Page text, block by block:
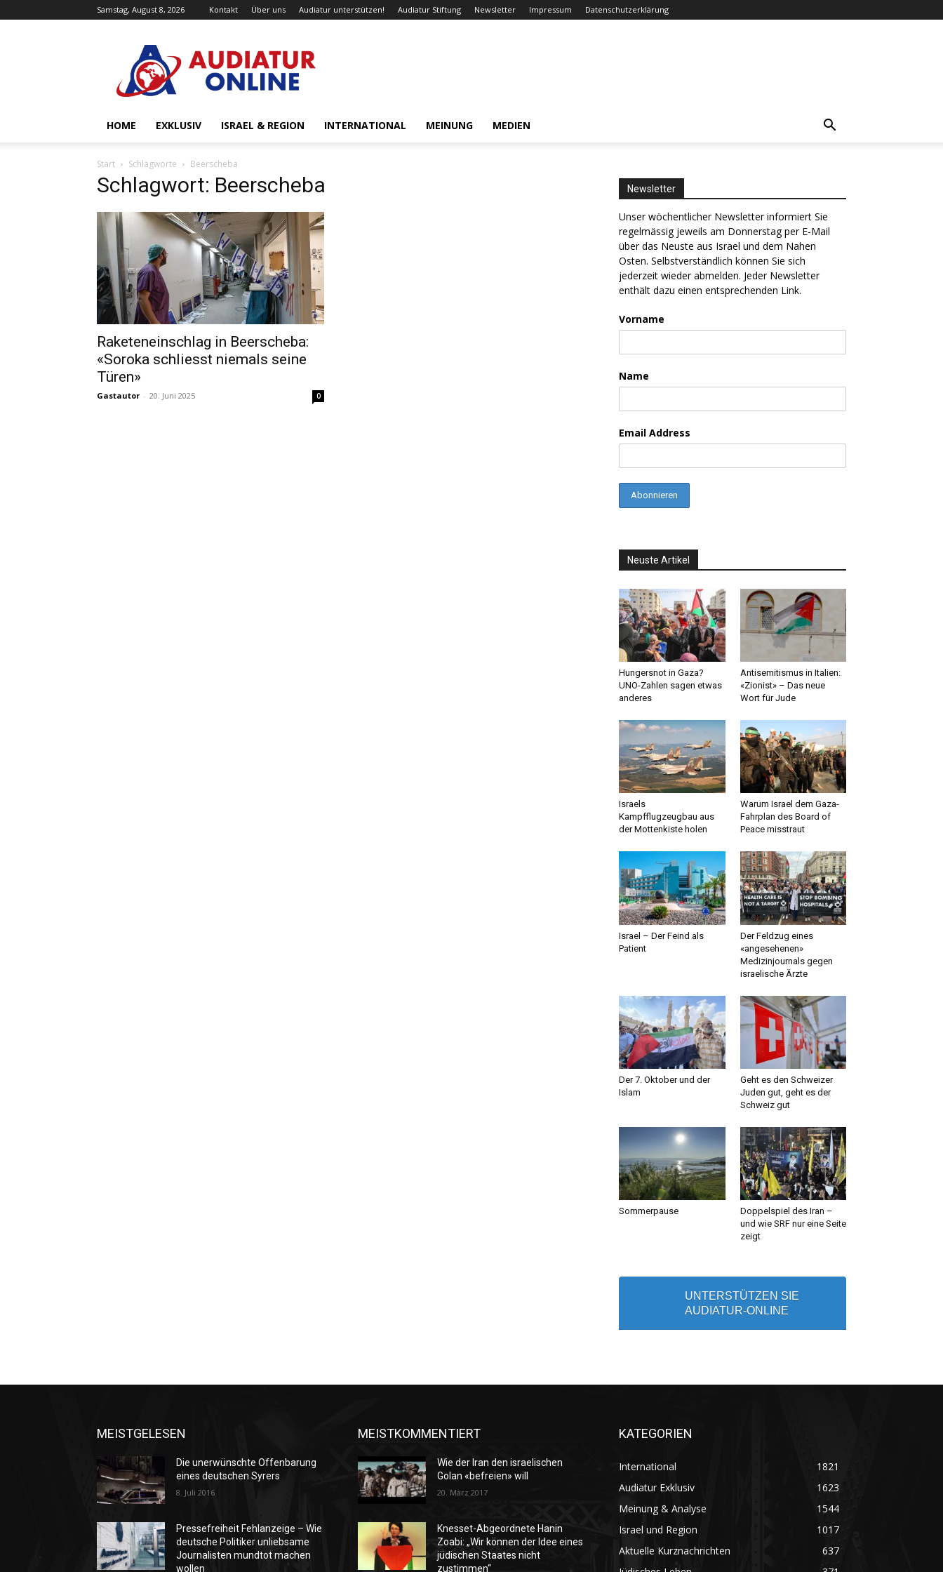
Samstag, August 8, 2026 Kontakt Über uns Audiatur unterstützen! Audiatur Stiftung Newsletter Impressum Datenschutzerklärung
Online
HOME EXKLUSIV ISRAEL & REGION INTERNATIONAL MEINUNG MEDIEN
Start Schlagworte Beerscheba
Schlagwort: Beerscheba
Raketeneinschlag in Beerscheba:
«Soroka schliesst niemals seine
Türen»
Gastautor - 20. Juni 2025 0
Newsletter
Unser wöchentlicher Newsletter informiert Sie
regelmässig jeweils am Donnerstag per E-Mail
über das Neuste aus Israel und dem Nahen
Osten. Selbstverständlich können Sie sich
jederzeit wieder abmelden. Jeder Newsletter
enthält dazu einen entsprechenden Link.
Vorname
Name
Email Address
Neuste Artikel
Hungersnot in Gaza?
UNO-Zahlen sagen etwas
anderes
Antisemitismus in Italien:
«Zionist» – Das neue
Wort für Jude
Israels
Kampfflugzeugbau aus
der Mottenkiste holen
Warum Israel dem Gaza-
Fahrplan des Board of
Peace misstraut
Israel – Der Feind als
Patient
Der Feldzug eines
«angesehenen»
Medizinjournals gegen
israelische Ärzte
Der 7. Oktober und der
Islam
Geht es den Schweizer
Juden gut, geht es der
Schweiz gut
Sommerpause
Doppelspiel des Iran –
und wie SRF nur eine Seite
zeigt
UNTERSTÜTZEN SIE
AUDIATUR-ONLINE
MEISTGELESEN
Die unerwünschte Offenbarung
eines deutschen Syrers
8. Juli 2016
Pressefreiheit Fehlanzeige – Wie
deutsche Politiker unliebsame
Journalisten mundtot machen
wollen
MEISTKOMMENTIERT
Wie der Iran den israelischen
Golan «befreien» will
20. März 2017
Knesset-Abgeordnete Hanin
Zoabi: „Wir können der Idee eines
jüdischen Staates nicht
zustimmen“
KATEGORIEN
International
1821
Audiatur Exklusiv
1623
Meinung & Analyse
1544
Israel und Region
1017
Aktuelle Kurznachrichten
637